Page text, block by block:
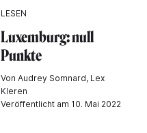
LESEN
Luxemburg: null
Punkte
Von Audrey Somnard, Lex
Kleren
Veröffentlicht am 10. Mai 2022